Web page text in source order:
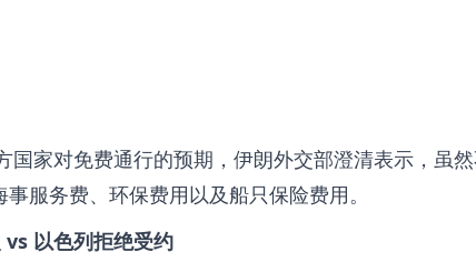
国家对免费通行的预期，伊朗外交部澄清表示，虽
服务费、环保费用以及船只保险费用。
以色列拒绝受约